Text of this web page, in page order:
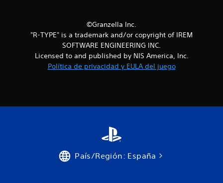
s
©Granzella Inc.
"R-TYPE" is a trademark and/or copyright of IREM
SOFTWARE ENGINEERING INC.
Licensed to and published by NIS America, Inc.
Política de privacidad y EULA del juego
País/Región: España